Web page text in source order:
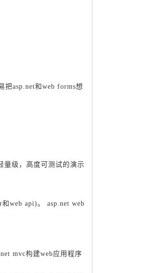
把asp.net和web forms想
量级，高度可测试的演示
web api)。 asp.net web
mvc构建web应用程序